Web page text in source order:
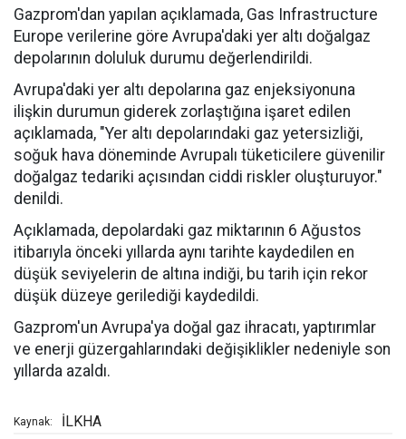
Gazprom'dan yapılan açıklamada, Gas Infrastructure
Europe verilerine göre Avrupa'daki yer altı doğalgaz
depolarının doluluk durumu değerlendirildi.
Avrupa'daki yer altı depolarına gaz enjeksiyonuna
ilişkin durumun giderek zorlaştığına işaret edilen
açıklamada, "Yer altı depolarındaki gaz yetersizliği,
soğuk hava döneminde Avrupalı tüketicilere güvenilir
doğalgaz tedariki açısından ciddi riskler oluşturuyor."
denildi.
Açıklamada, depolardaki gaz miktarının 6 Ağustos
itibarıyla önceki yıllarda aynı tarihte kaydedilen en
düşük seviyelerin de altına indiği, bu tarih için rekor
düşük düzeye gerilediği kaydedildi.
Gazprom'un Avrupa'ya doğal gaz ihracatı, yaptırımlar
ve enerji güzergahlarındaki değişiklikler nedeniyle son
yıllarda azaldı.
Kaynak: İLKHA